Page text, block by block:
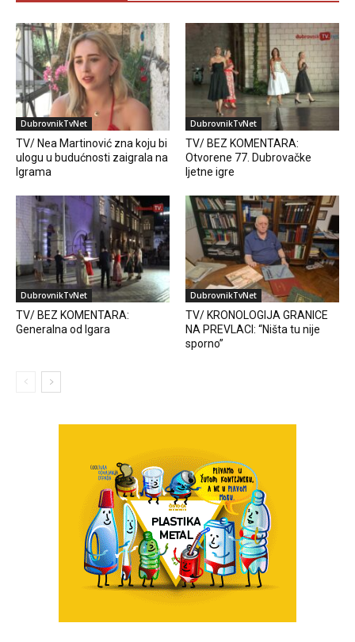
DubrovnikTvNet
TV/ Nea Martinović zna koju bi
ulogu u budućnosti zaigrala na
Igrama
DubrovnikTvNet
TV/ BEZ KOMENTARA:
Otvorene 77. Dubrovačke
ljetne igre
DubrovnikTvNet
TV/ BEZ KOMENTARA:
Generalna od Igara
DubrovnikTvNet
TV/ KRONOLOGIJA GRANICE
NA PREVLACI: “Ništa tu nije
sporno”